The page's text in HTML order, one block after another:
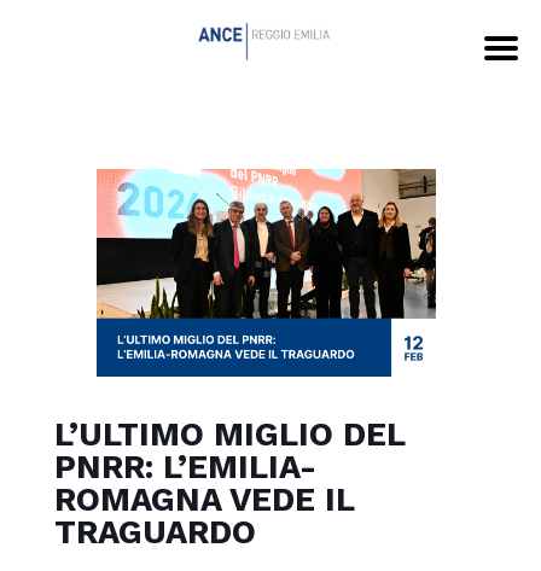
L’ULTIMO MIGLIO DEL
PNRR: L’EMILIA-
ROMAGNA VEDE IL
TRAGUARDO